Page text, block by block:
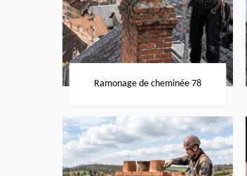
Ramonage de cheminée 78